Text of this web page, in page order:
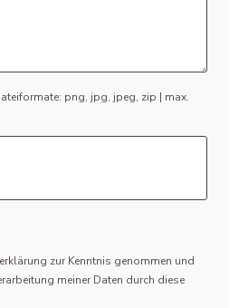
png, jpg, jpeg, zip | max.
zur Kenntnis genommen und
meiner Daten durch diese